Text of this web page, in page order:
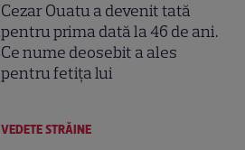
Cezar Ouatu a devenit tată
pentru prima dată la 46 de ani.
Ce nume deosebit a ales
pentru fetița lui
VEDETE STRĂINE